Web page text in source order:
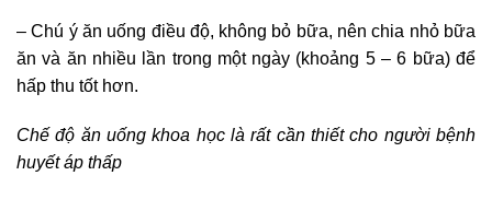
– Chú ý ăn uống điều độ, không bỏ bữa, nên chia nhỏ bữa
ăn và ăn nhiều lần trong một ngày (khoảng 5 – 6 bữa) để
hấp thu tốt hơn.
Chế độ ăn uống khoa học là rất cần thiết cho người bệnh
huyết áp thấp